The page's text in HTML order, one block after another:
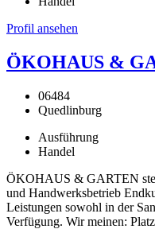
Profil ansehen
ÖKOHAUS &
06484
Quedlinburg
Ausführung
Handel
ÖKOHAUS & GARTEN
und Handwerksbetrieb
Leistungen sowohl in der
Verfügung. Wir meinen: